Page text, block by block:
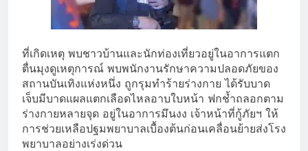
ที่เกิดเหตุ พบชาวบ้านและนักท่องเที่ยวอยู่ในอาการแตก
ตื่นมุงดูเหตุการณ์ พบพนักงานรักษาความปลอดภัยของ
สถานบันเทิงแห่งหนึ่ง ถูกรุมทำร้ายร่างกาย ได้รับบาด
เจ็บมีบาดแผลแตกเลือดไหลอาบใบหน้า ฟกช้ำถลอกตาม
ร่างกายหลายจุด อยู่ในอาการมึนงง เจ้าหน้าที่กู้ภัยฯ ให้
การช่วยเหลือปฐมพยาบาลเบื้องต้นก่อนเคลื่อนย้ายส่งโรง
พยาบาลอย่างเร่งด่วน